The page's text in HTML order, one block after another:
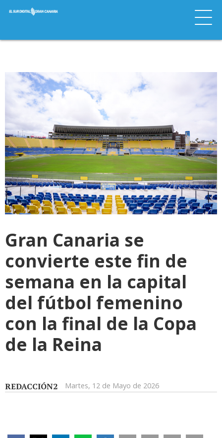
Gran Canaria se
convierte este fin de
semana en la capital
del fútbol femenino
con la final de la Copa
de la Reina
REDACCIÓN2 Martes, 12 de Mayo de 2026